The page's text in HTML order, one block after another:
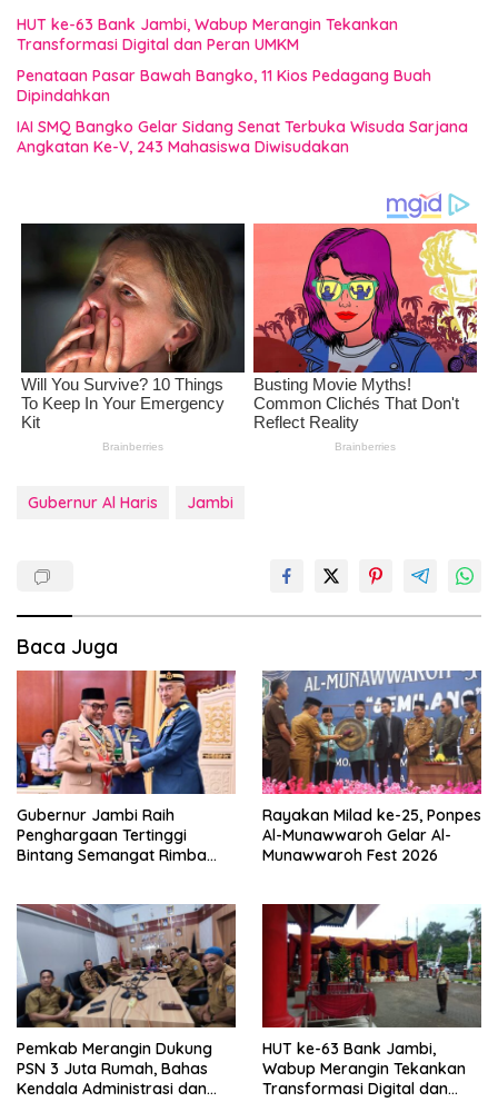
HUT ke-63 Bank Jambi, Wabup Merangin Tekankan
Transformasi Digital dan Peran UMKM
Penataan Pasar Bawah Bangko, 11 Kios Pedagang Buah
Dipindahkan
IAI SMQ Bangko Gelar Sidang Senat Terbuka Wisuda Sarjana
Angkatan Ke-V, 243 Mahasiswa Diwisudakan
Gubernur Al Haris Jambi
Baca Juga
Gubernur Jambi Raih
Penghargaan Tertinggi
Bintang Semangat Rimba
Rayakan Milad ke-25, Ponpes
Al-Munawwaroh Gelar Al-
Munawwaroh Fest 2026
Pemkab Merangin Dukung
PSN 3 Juta Rumah, Bahas
Kendala Administrasi dan
HUT ke-63 Bank Jambi,
Wabup Merangin Tekankan
Transformasi Digital dan